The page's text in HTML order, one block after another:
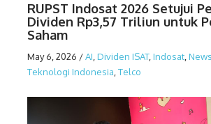
RUPST Indosat 2026 Setujui
Dividen Rp3,57 Triliun untuk
Saham
May 6, 2026 /AI,Dividen ISAT,Indosat,News
Teknologi Indonesia,Telco